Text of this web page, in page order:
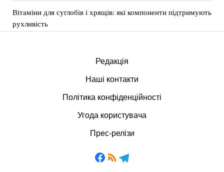
Вітаміни для суглобів і хрящів: які компоненти підтримують
рухливість
Редакція
Наші контакти
Політика конфіденційності
Угода користувача
Прес-релізи